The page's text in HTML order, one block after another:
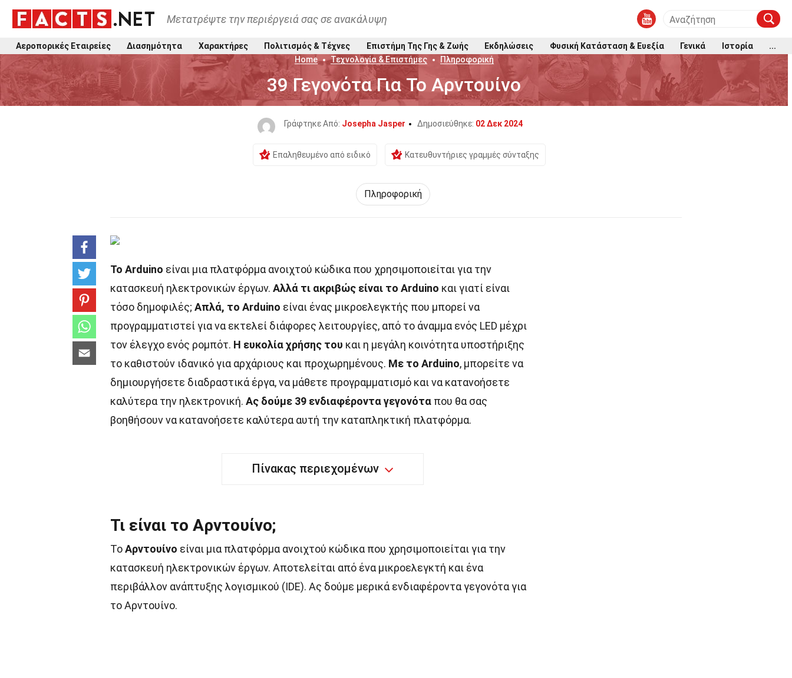
Μετατρέψτε την περιέργειά σας σε ανακάλυψη
Αεροπορικές Εταιρείες Διασημότητα Χαρακτήρες Πολιτισμός & Τέχνες Επιστήμη Της Γης & Ζωής Εκδηλώσεις Φυσική Κατάσταση & Ευεξία Γενικά Ιστορία
...
Home
Τεχνολογία & Επιστήμες Πληροφορική
39 Γεγονότα Για Το Αρντουίνο
Γράφτηκε Από: Josepha Jasper Δημοσιεύθηκε: 02 Δεκ 2024
Επαληθευμένο από ειδικό Κατευθυντήριες γραμμές σύνταξης
Πληροφορική
Το Arduino είναι μια πλατφόρμα ανοιχτού κώδικα που χρησιμοποιείται για την
κατασκευή ηλεκτρονικών έργων. Αλλά τι ακριβώς είναι το Arduino και γιατί είναι
τόσο δημοφιλές; Απλά, το Arduino είναι ένας μικροελεγκτής που μπορεί να
προγραμματιστεί για να εκτελεί διάφορες λειτουργίες, από το άναμμα ενός LED μέχρι
τον έλεγχο ενός ρομπότ. Η ευκολία χρήσης του και η μεγάλη κοινότητα υποστήριξης
το καθιστούν ιδανικό για αρχάριους και προχωρημένους. Με το Arduino, μπορείτε να
δημιουργήσετε διαδραστικά έργα, να μάθετε προγραμματισμό και να κατανοήσετε
καλύτερα την ηλεκτρονική. Ας δούμε 39 ενδιαφέροντα γεγονότα που θα σας
βοηθήσουν να κατανοήσετε καλύτερα αυτή την καταπληκτική πλατφόρμα.
Πίνακας περιεχομένων
Τι είναι το Αρντουίνο;
ΤοΑρντουίνο είναι μια πλατφόρμα ανοιχτού κώδικα που χρησιμοποιείται για την
κατασκευή ηλεκτρονικών έργων. Αποτελείται από ένα μικροελεγκτή και ένα
περιβάλλον ανάπτυξης λογισμικού (IDE). Ας δούμε μερικά ενδιαφέροντα γεγονότα για
το Αρντουίνο.